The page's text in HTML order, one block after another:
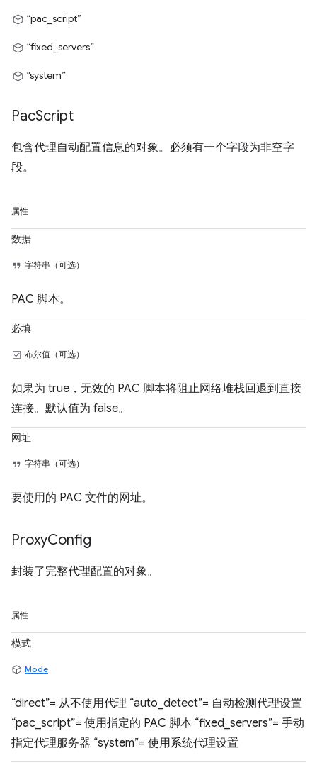
“pac_script”
“fixed_servers”
“system”
PacScript
包含代理自动配置信息的对象。必须有一个字段为非空字
段。
属性
数据
字符串（可选）
PAC 脚本。
必填
布尔值（可选）
如果为 true，无效的 PAC 脚本将阻止网络堆栈回退到直接
连接。默认值为 false。
网址
字符串（可选）
要使用的 PAC 文件的网址。
ProxyConfig
封装了完整代理配置的对象。
属性
模式
Mode
“direct”= 从不使用代理 “auto_detect”= 自动检测代理设置
“pac_script”= 使用指定的 PAC 脚本 “fixed_servers”= 手动
指定代理服务器 “system”= 使用系统代理设置